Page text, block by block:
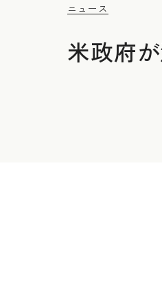
ニュース
米政府